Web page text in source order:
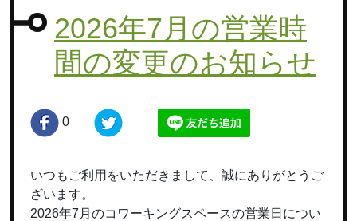
2026年7月の営業時
間の変更のお知らせ
0
いつもご利用をいただきまして、誠にありがとうご
ざいます。
2026年7月のコワーキングスペースの営業日につい